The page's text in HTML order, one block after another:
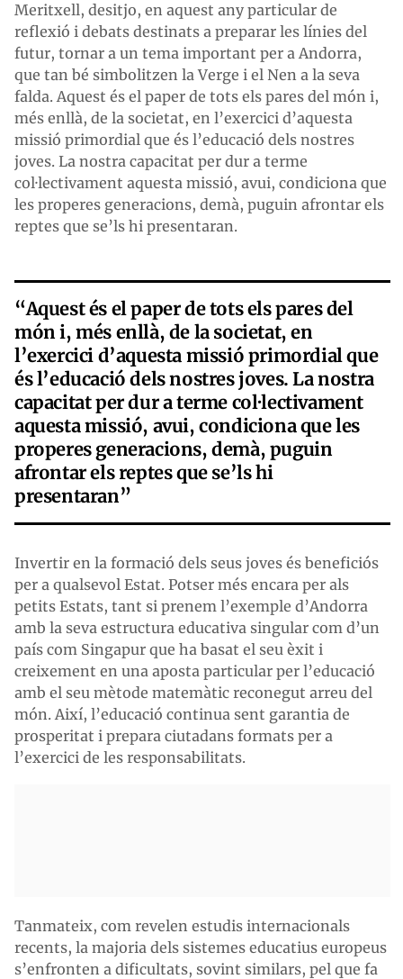
Meritxell, desitjo, en aquest any particular de
reflexió i debats destinats a preparar les línies del
futur, tornar a un tema important per a Andorra,
que tan bé simbolitzen la Verge i el Nen a la seva
falda. Aquest és el paper de tots els pares del món i,
més enllà, de la societat, en l’exercici d’aquesta
missió primordial que és l’educació dels nostres
joves. La nostra capacitat per dur a terme
col·lectivament aquesta missió, avui, condiciona que
les properes generacions, demà, puguin afrontar els
reptes que se’ls hi presentaran.
“Aquest és el paper de tots els pares del
món i, més enllà, de la societat, en
l’exercici d’aquesta missió primordial que
és l’educació dels nostres joves. La nostra
capacitat per dur a terme col·lectivament
aquesta missió, avui, condiciona que les
properes generacions, demà, puguin
afrontar els reptes que se’ls hi
presentaran”
Invertir en la formació dels seus joves és beneficiós
per a qualsevol Estat. Potser més encara per als
petits Estats, tant si prenem l’exemple d’Andorra
amb la seva estructura educativa singular com d’un
país com Singapur que ha basat el seu èxit i
creixement en una aposta particular per l’educació
amb el seu mètode matemàtic reconegut arreu del
món. Així, l’educació continua sent garantia de
prosperitat i prepara ciutadans formats per a
l’exercici de les responsabilitats.
Tanmateix, com revelen estudis internacionals
recents, la majoria dels sistemes educatius europeus
s’enfronten a dificultats, sovint similars, pel que fa